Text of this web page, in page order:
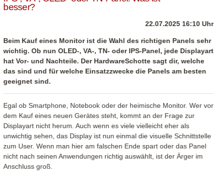
besser?
22.07.2025 16:10 Uhr
Beim Kauf eines Monitor ist die Wahl des richtigen Panels sehr
wichtig. Ob nun OLED-, VA-, TN- oder IPS-Panel, jede Displayart
hat Vor- und Nachteile. Der HardwareSchotte sagt dir, welche
das sind und für welche Einsatzzwecke die Panels am besten
geeignet sind.
Egal ob Smartphone, Notebook oder der heimische Monitor. Wer vor
dem Kauf eines neuen Gerätes steht, kommt an der Frage zur
Displayart nicht herum. Auch wenn es viele vielleicht eher als
unwichtig sehen, das Display ist nun einmal die visuelle Schnittstelle
zum User. Wenn man hier am falschen Ende spart oder das Panel
nicht nach seinen Anwendungen richtig auswählt, ist der Ärger im
Anschluss groß.